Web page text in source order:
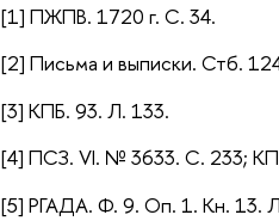
[1] ПЖПВ. 1720 г. С. 34.
[2] Письма и выписки. Стб.
[3] КПБ. 93. Л. 133.
[4] ПСЗ. VI. № 3633. С. 233;
[5] РГАДА. Ф. 9. Оп. 1. Кн. 13.